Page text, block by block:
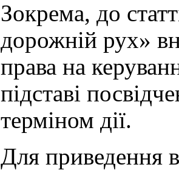
Зокрема, до
дорожній рух»
права на
підставі
терміном дії.
Для приведення